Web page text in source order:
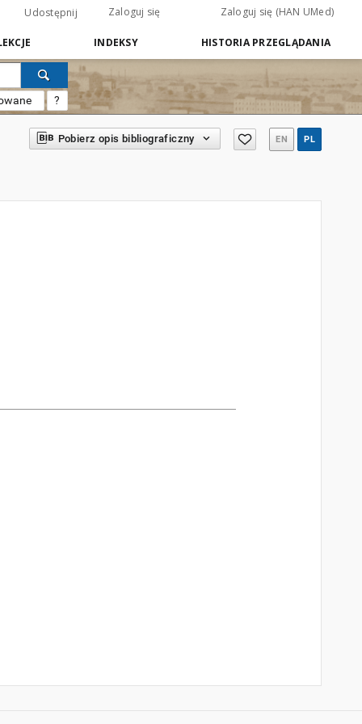
Udostępnij Zaloguj się Zaloguj się (HAN UMed)
INDEKSY HISTORIA PRZEGLĄDANIA
?
Pobierz opis bibliograficzny EN PL